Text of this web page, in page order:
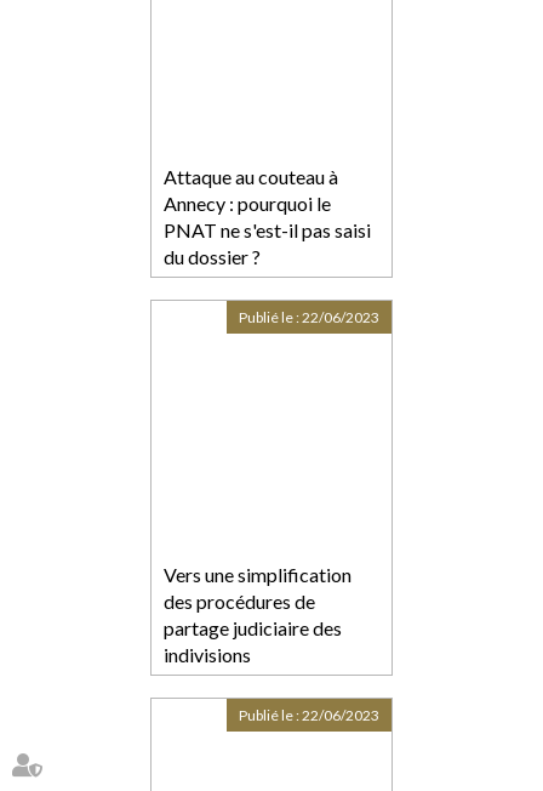
Attaque au couteau à
Annecy : pourquoi le
PNAT ne s'est-il pas saisi
du dossier ?
Vers une simplification
des procédures de
partage judiciaire des
indivisions
Publié le :22/06/2023
Publié le :22/06/2023